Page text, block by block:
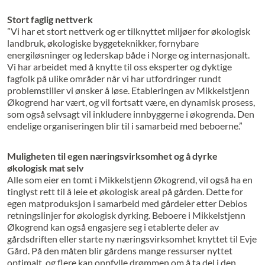
Stort faglig nettverk
”Vi har et stort nettverk og er tilknyttet miljøer for økologisk
landbruk, økologiske byggeteknikker, fornybare
energiløsninger og lederskap både i Norge og internasjonalt.
Vi har arbeidet med å knytte til oss eksperter og dyktige
fagfolk på ulike områder når vi har utfordringer rundt
problemstiller vi ønsker å løse. Etableringen av Mikkelstjenn
Økogrend har vært, og vil fortsatt være, en dynamisk prosess,
som også selvsagt vil inkludere innbyggerne i økogrenda. Den
endelige organiseringen blir til i samarbeid med beboerne.”
Muligheten til egen næringsvirksomhet og å dyrke
økologisk mat selv
Alle som eier en tomt i Mikkelstjenn Økogrend, vil også ha en
tinglyst rett til å leie et økologisk areal på gården. Dette for
egen matproduksjon i samarbeid med gårdeier etter Debios
retningslinjer for økologisk dyrking. Beboere i Mikkels­tjenn
Økogrend kan også engasjere seg i etablerte deler av
gårdsdriften eller starte ny næringsvirksomhet knyttet til Evje
Gård. På den måten blir gårdens mange ressurser nyttet
optimalt, og flere kan oppfylle drømmen om å ta del i den